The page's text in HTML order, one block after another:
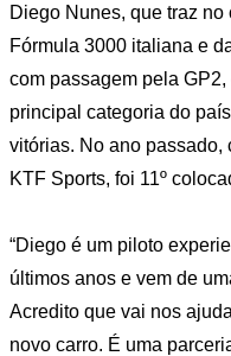
Diego Nunes, que traz
Fórmula 3000 italiana e
com passagem pela
principal categoria do
vitórias. No ano passado,
KTF Sports, foi 11º
“Diego é um piloto
últimos anos e vem de
Acredito que vai nos
novo carro. É uma